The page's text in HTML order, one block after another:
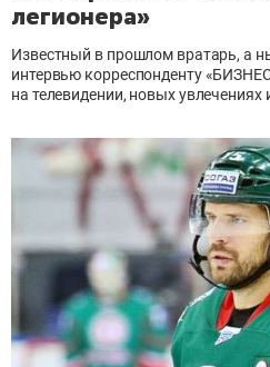
легионера»
Известный в прошлом вратарь, а
интервью корреспонденту
на телевидении, новых увлечениях